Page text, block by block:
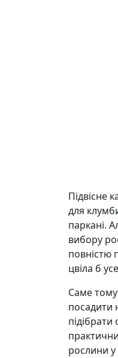
Підвісне
для
паркані.
вибору
повністю
цвіла б
Саме тому
посадити
рослини у